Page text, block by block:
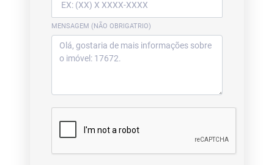
MENSAGEM (NÃO OBRIGATRIO)